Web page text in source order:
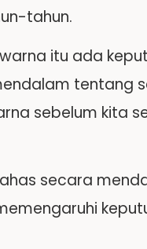
tahun.
itu ada
tentang
sebelum kita
secara